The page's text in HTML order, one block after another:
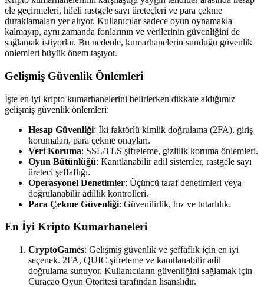
ele geçirmeleri, hileli rastgele sayı üreteçleri ve para çekme
duraklamaları yer alıyor. Kullanıcılar sadece oyun oynamakla
kalmayıp, aynı zamanda fonlarının ve verilerinin güvenliğini de
sağlamak istiyorlar. Bu nedenle, kumarhanelerin sunduğu güvenlik
önlemleri büyük önem taşıyor.
Gelişmiş Güvenlik Önlemleri
İşte en iyi kripto kumarhanelerini belirlerken dikkate aldığımız
gelişmiş güvenlik önlemleri:
Hesap Güvenliği: İki faktörlü kimlik doğrulama (2FA), giriş
korumaları, para çekme onayları.
Veri Koruma: SSL/TLS şifreleme, gizlilik koruma önlemleri.
Oyun Bütünlüğü: Kanıtlanabilir adil sistemler, rastgele sayı
üreteci şeffaflığı.
Operasyonel Denetimler: Üçüncü taraf denetimleri veya
doğrulanabilir adillik kontrolleri.
Para Çekme Güvenliği: Güvenilirlik, hız ve tutarlılık.
En İyi Kripto Kumarhaneleri
CryptoGames: Gelişmiş güvenlik ve şeffaflık için en iyi
seçenek. 2FA, QUIC şifreleme ve kanıtlanabilir adil
doğrulama sunuyor. Kullanıcıların güvenliğini sağlamak için
Curaçao Oyun Otoritesi tarafından lisanslıdır.